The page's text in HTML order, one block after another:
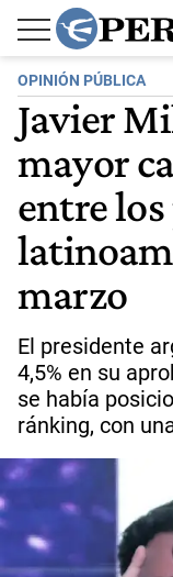
OPINIÓN PÚBLICA
Javier
mayor
entre
marzo
El presidente
4,5% en su
se había
ránking, con